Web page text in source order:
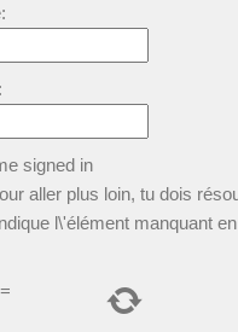
signed in
l\'élément manquant en
=